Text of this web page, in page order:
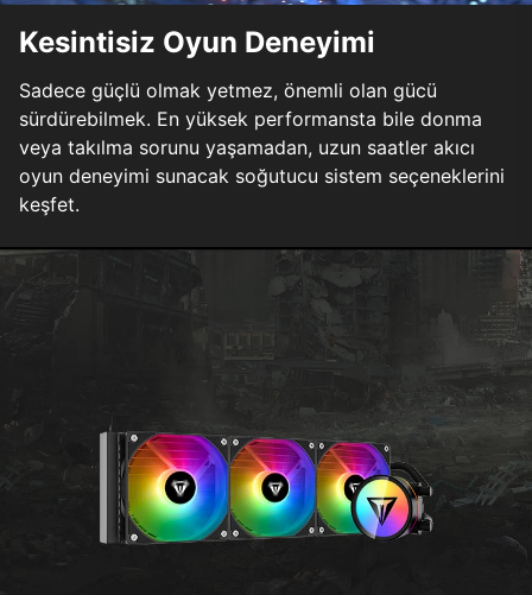
Kesintisiz Oyun Deneyimi
Sadece güçlü olmak yetmez, önemli olan gücü
sürdürebilmek. En yüksek performansta bile donma
veya takılma sorunu yaşamadan, uzun saatler akıcı
oyun deneyimi sunacak soğutucu sistem seçeneklerini
keşfet.